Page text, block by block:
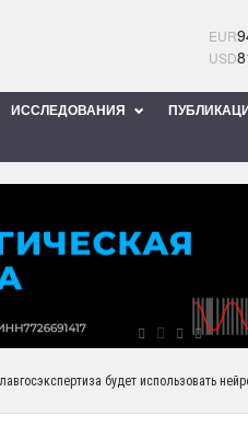
EUR
USD
ИССЛЕДОВАНИЯ
будет использовать